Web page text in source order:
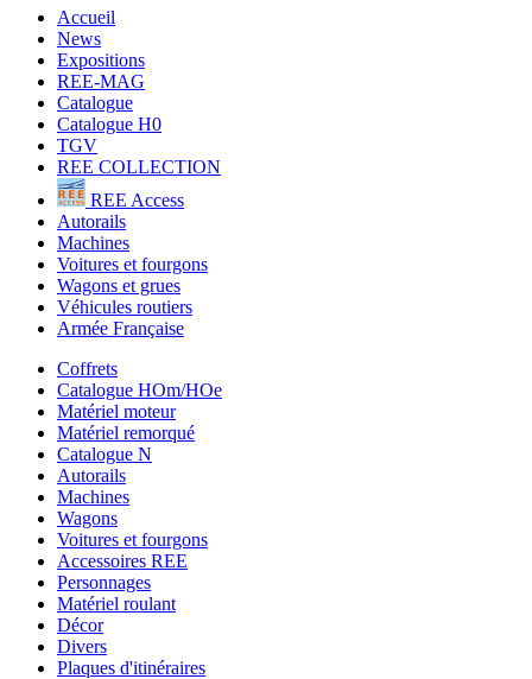
Accueil
News
Expositions
REE-MAG
Catalogue
Catalogue H0
TGV
REE COLLECTION
REE Access
Autorails
Machines
Voitures et fourgons
Wagons et grues
Véhicules routiers
Armée Française
Coffrets
Catalogue HOm/HOe
Matériel moteur
Matériel remorqué
Catalogue N
Autorails
Machines
Wagons
Voitures et fourgons
Accessoires REE
Personnages
Matériel roulant
Décor
Divers
Plaques d'itinéraires